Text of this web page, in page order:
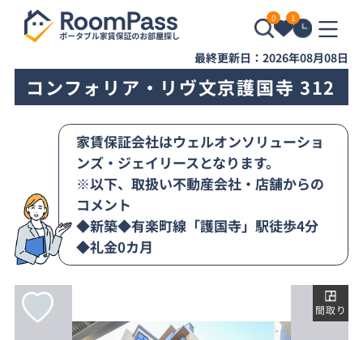
0 1
最終更新日：2026年08月08日
コンフォリア・リヴ文京護国寺 312
家賃保証会社はウェルオンソリューショ
ンズ・ジェイリースとなります。
※以下、取扱い不動産会社・店舗からの
コメント
◆新築◆有楽町線「護国寺」駅徒歩4分
◆礼金0カ月